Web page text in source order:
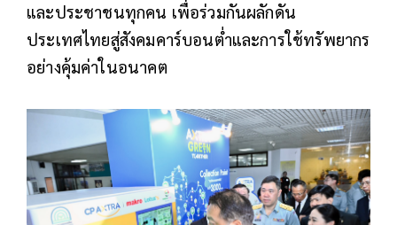
และประชาชนทุกคน เพื่อร่วมกันผลักดัน
ประเทศไทยสู่สังคมคาร์บอนต่ำและการใช้ทรัพยากร
อย่างคุ้มค่าในอนาคต